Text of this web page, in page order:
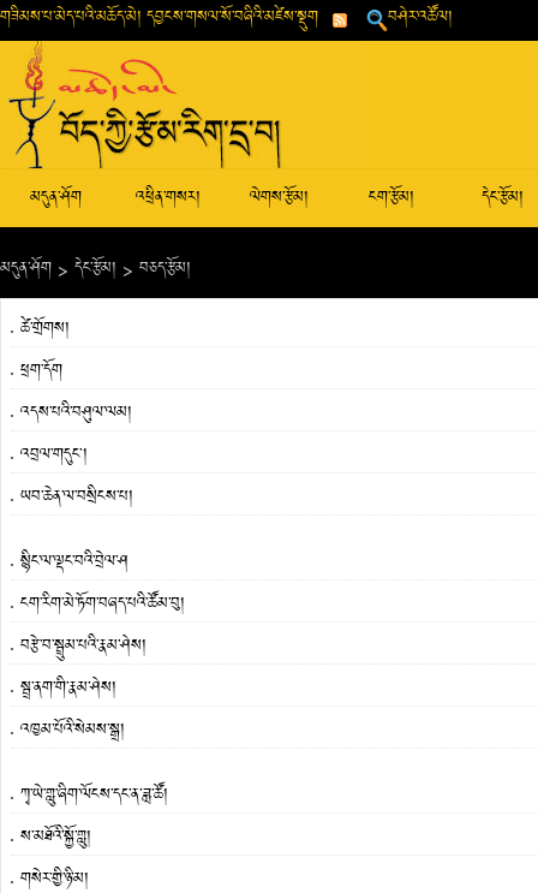
གཟིམས་པ་མེད་པའི་མཆོད་མེ། དབྱངས་གསལ་སོ་བཞིའི་མཛེས་སྡུག བཤེར་འཚོལ།
མདུན་ཤོག འཕྲིན་གསར། ལེགས་རྩོམ། ངག་རྩོམ། དེང་རྩོམ།
མདུན་ཤོག > དེང་རྩོམ། > བཅད་རྩོམ།
ཚེ་གྲོགས།
ཕྲག་དོག
འདས་པའི་བཤུལ་ལམ།
འབྲལ་གདུང༌།
ཡབ་ཆེན་ལ་བསྲིངས་པ།
སྙིང་ལ་ལྡང་བའི་བྲེལ་ཤ
ངག་རིག་མེ་ཏོག་བཞད་པའི་ཚོམ་བུ།
བརྩེ་བ་སྦྲུམ་པའི་རྣམ་ཤེས།
སྦྲ་ནག་གི་རྣམ་ཤེས།
འཁྱམ་པོའི་སེམས་སྒྲ།
ཀྭ་ཡེ་གླུ་ཞིག་ལོངས་དང་ན་ཟླ་ཚོ།
ས་མཐོའི་སྐྱོ་གླུ།
གསེར་གྱི་ཉི་མ།